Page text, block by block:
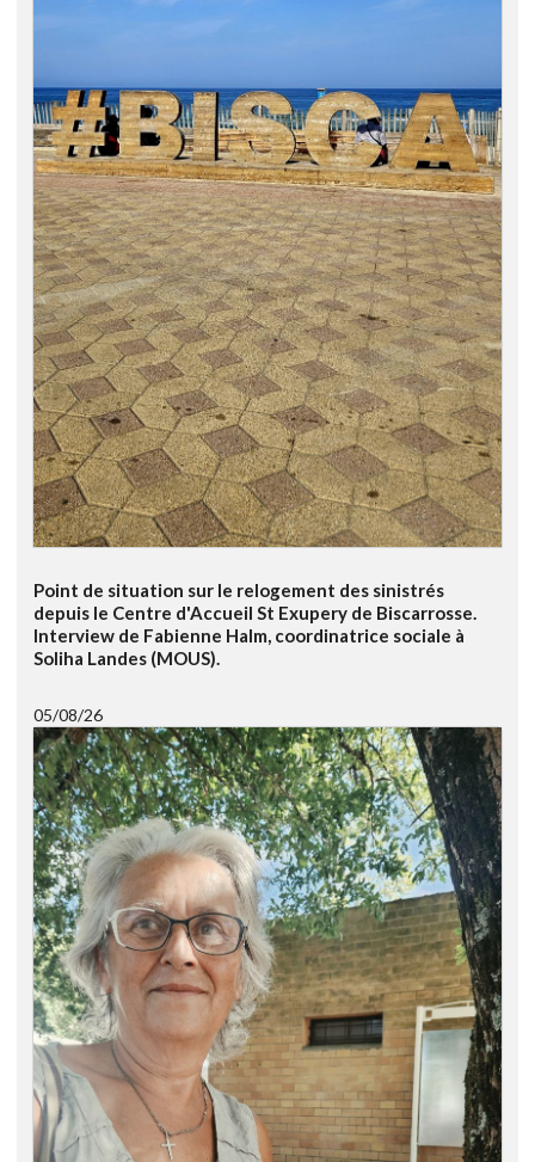
Point de situation sur le relogement des sinistrés
depuis le Centre d'Accueil St Exupery de Biscarrosse.
Interview de Fabienne Halm, coordinatrice sociale à
Soliha Landes (MOUS).
05/08/26